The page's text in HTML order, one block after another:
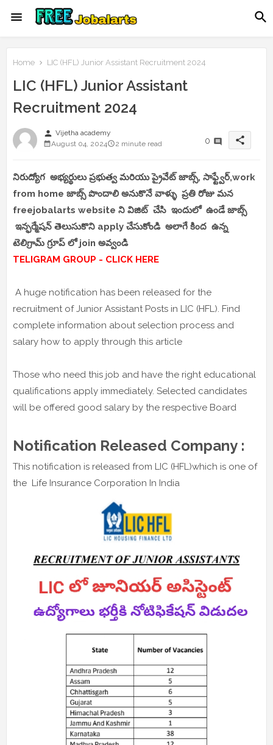
Home LIC (HFL) Junior Assistant Recruitment 2024
LIC (HFL) Junior Assistant
Recruitment 2024
person Vijetha academy
August 04, 2024
2 minute read 0 share
నిరుద్యోగ అభ్యర్థులు ప్రభుత్వ మరియు ప్రైవేట్ జాబ్స్, సాఫ్ట్వేర్,work
from home జాబ్స్ పొందాలి అనుకొనే వాళ్ళు ప్రతి రోజు మన
freejobalarts website ని విజిట్ చేసి ఇందులో ఉండే జాబ్స్
ఇన్ఫర్మేషన్ తెలుసుకొని apply చేసుకోండి అలాగే కింద ఉన్న
టెలిగ్రామ్ గ్రూప్ లో join అవ్వండి
TELIGRAM GROUP - CLICK HERE
A huge notification has been released for the
recruitment of Junior Assistant Posts in LIC (HFL). Find
complete information about selection process and
salary how to apply through this article
Those who need this job and have the right educational
qualifications apply immediately. Selected candidates
will be offered good salary by the respective Board
Notification Released Company :
This notification is released from LIC (HFL)which is one of
the Life Insurance Corporation In India